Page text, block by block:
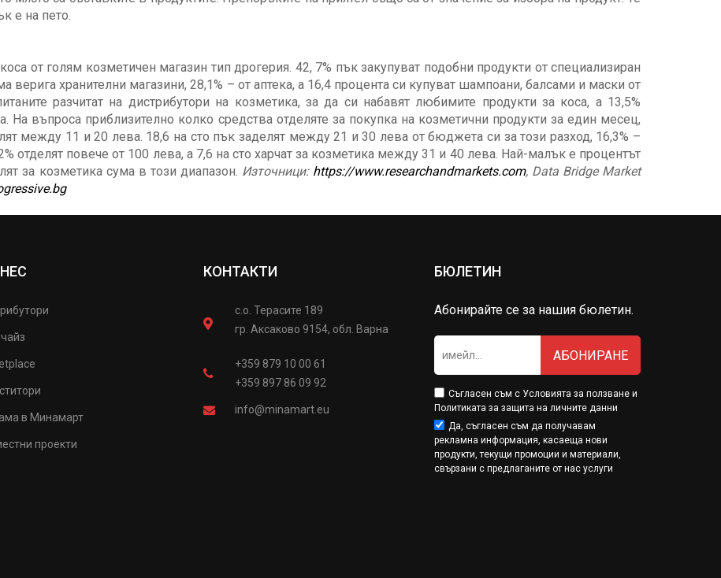
е на пето.
от голям козметичен магазин тип дрогерия. 42, 7% пък закупуват подобни продукти от специализиран
верига хранителни магазини, 28,1% – от аптека, а 16,4 процента си купуват шампоани, балсами и маски от
разчитат на дистрибутори на козметика, за да си набавят любимите продукти за коса, а 13,5%
На въпроса приблизително колко средства отделяте за покупка на козметични продукти за един месец,
между 11 и 20 лева. 18,6 на сто пък заделят между 21 и 30 лева от бюджета си за този разход, 16,3% –
отделят повече от 100 лева, а 7,6 на сто харчат за козметика между 31 и 40 лева. Най-малък е процентът
за козметика сума в този диапазон. Източници: https://www.researchandmarkets.com, Data Bridge Market
в Минамарт
проекти
КОНТАКТИ
с.о. Терасите 189
гр. Аксаково 9154, обл. Варна
+359 879 10 00 61
+359 897 86 09 92
info@minamart.eu
БЮЛЕТИН
Абонирайте се за нашия бюлетин.
АБОНИРАНЕ
Съгласен съм с Условията за ползванеи
Политиката за защита на личните данни
Да, съгласен съм да получавам
рекламна информация, касаеща нови
продукти, текущи промоции и материали,
свързани с предлаганите от нас услуги